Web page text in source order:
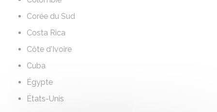
Corée du Sud
Costa Rica
Côte d'Ivoire
Cuba
Égypte
États-Unis